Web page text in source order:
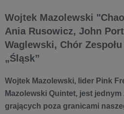
Wojtek Mazolewski
Ania Rusowicz, John
Waglewski, Chór
„Śląsk”
Wojtek Mazolewski, lider Pink
Mazolewski Quintet, jest
grających poza granicami